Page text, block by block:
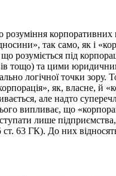
розуміння корпоративних
так само, як і
розуміється під
тощо) та цими
логічної точки зору.
як, власне, й
але надто
випливає, що
лише
ст. 63 ГК). До них